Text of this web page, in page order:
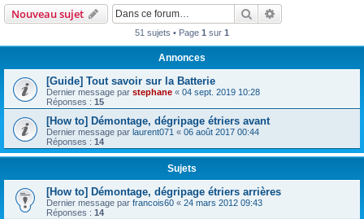
Nouveau sujet Rechercher
51 sujets • Page 1 sur 1
Annonces
[Guide] Tout savoir sur la Batterie
Dernier message par stephane « 04 sept. 2019 10:28
Réponses : 15
[How to] Démontage, dégripage étriers avant
Dernier message par laurent071 « 06 août 2017 00:44
Réponses : 14
Sujets
[How to] Démontage, dégripage étriers arrières
Dernier message par francois60 « 24 mars 2012 09:43
Réponses : 14